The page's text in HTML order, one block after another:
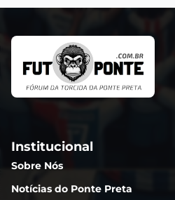
Institucional
Sobre Nós
Notícias do Ponte Preta